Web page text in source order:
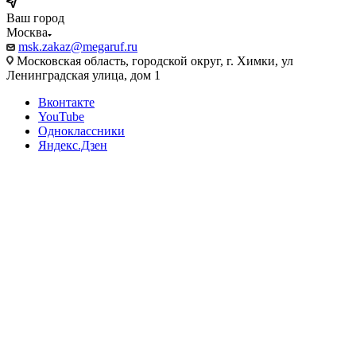
Ваш город
Москва
msk.zakaz@megaruf.ru
Московская область, городской округ, г. Химки, ул
Ленинградская улица, дом 1
Вконтакте
YouTube
Одноклассники
Яндекс.Дзен